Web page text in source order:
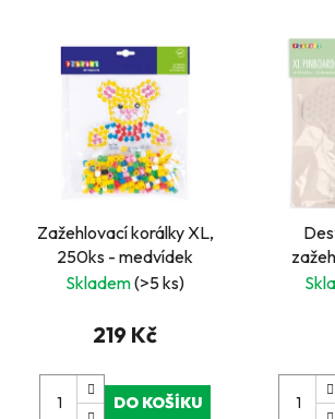
Zažehlovací korálky XL,
250ks - medvídek
Skladem(>5 ks)
219 Kč
DO KOŠÍKU